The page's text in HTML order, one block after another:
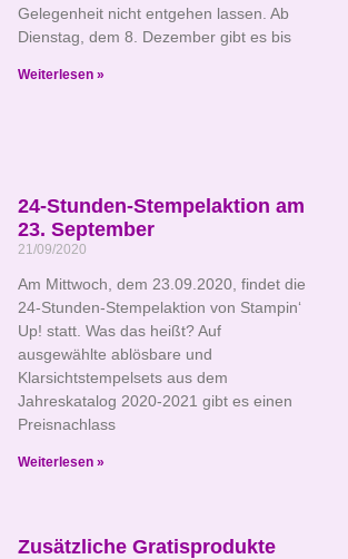
Gelegenheit nicht entgehen lassen. Ab
Dienstag, dem 8. Dezember gibt es bis
Weiterlesen »
24-Stunden-Stempelaktion am
23. September
21/09/2020
Am Mittwoch, dem 23.09.2020, findet die
24-Stunden-Stempelaktion von Stampin‘
Up! statt. Was das heißt? Auf
ausgewählte ablösbare und
Klarsichtstempelsets aus dem
Jahreskatalog 2020-2021 gibt es einen
Preisnachlass
Weiterlesen »
Zusätzliche Gratisprodukte